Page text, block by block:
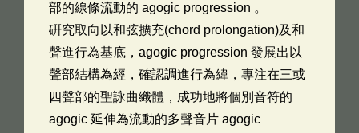
部的線條流動的 agogic progression 。
硏究取向以和弦擴充(chord prolongation)及和
聲進行為基底，agogic progression 發展出以
聲部結構為經，確認調進行為緯，專注在三或
四聲部的聖詠曲織體，成功地將個別音符的
agogic 延伸為流動的多聲音片 agogic